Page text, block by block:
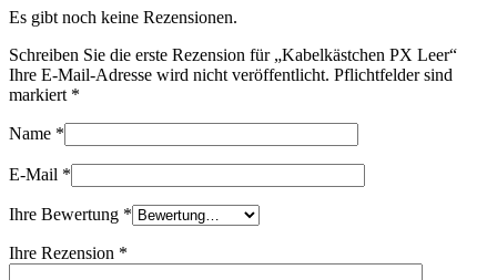
Es gibt noch keine Rezensionen.
Schreiben Sie die erste Rezension für „Kabelkästchen PX Leer“
Ihre E-Mail-Adresse wird nicht veröffentlicht. Pflichtfelder sind
markiert *
Name *
E-Mail *
Ihre Bewertung *
Ihre Rezension *